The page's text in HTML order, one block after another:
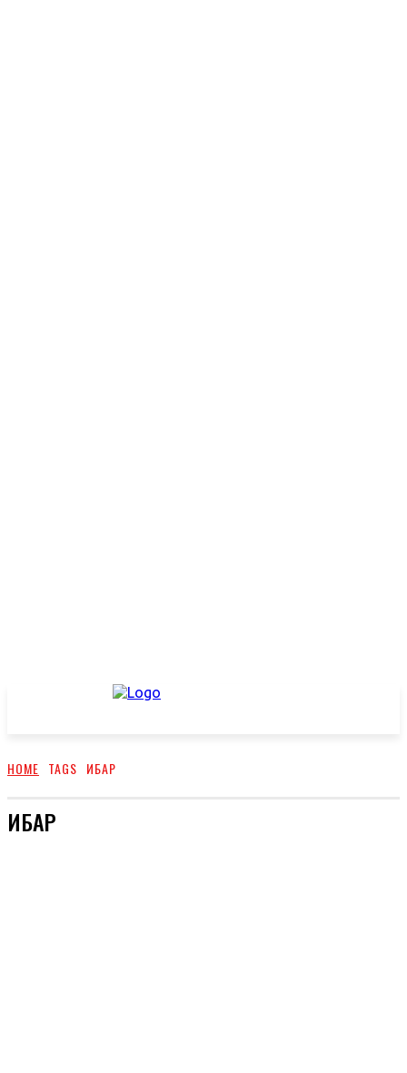
HOME TAGS ИБАР
ИБАР